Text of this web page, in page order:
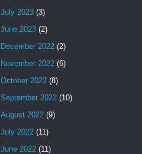
July 2023 (3)
June 2023 (2)
December 2022 (2)
November 2022 (6)
October 2022 (8)
September 2022 (10)
August 2022 (9)
July 2022 (11)
June 2022 (11)